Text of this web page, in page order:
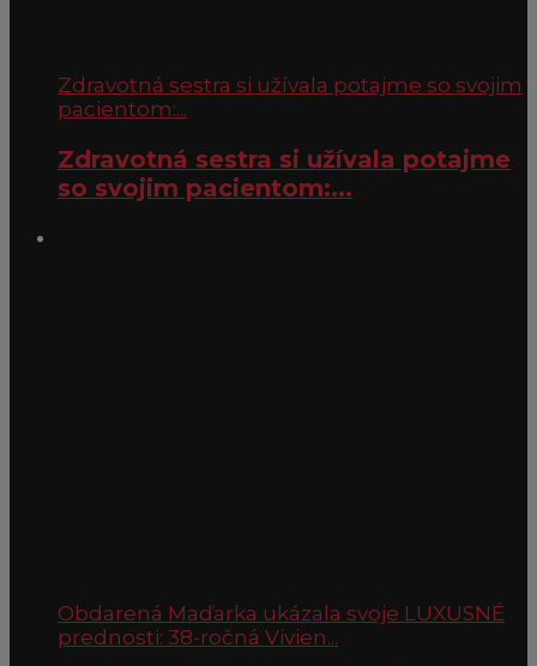
Zdravotná sestra si užívala potajme so svojim
pacientom:...
Zdravotná sestra si užívala potajme
so svojim pacientom:...
Obdarená Maďarka ukázala svoje LUXUSNÉ
prednosti: 38-ročná Vivien...